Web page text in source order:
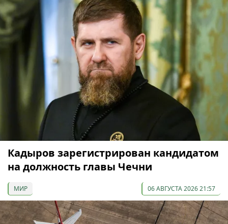
Кадыров зарегистрирован кандидатом
на должность главы Чечни
МИР 06 АВГУСТА 2026 21:57